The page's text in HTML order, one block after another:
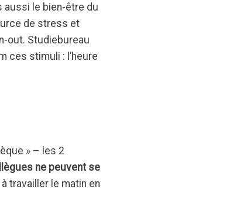
aussi le bien-être du
de stress et
out. Studiebureau
ces stimuli : l’heure
» – les 2
ne peuvent se
travailler le matin en